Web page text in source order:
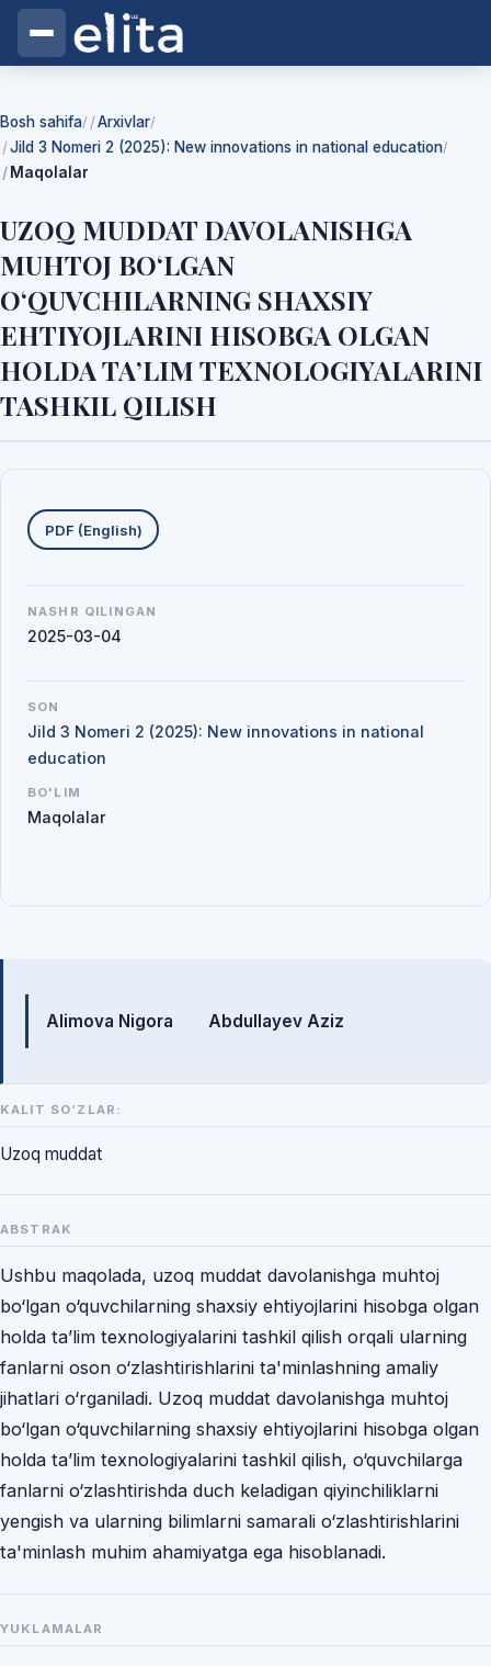
Bosh sahifa/ Arxivlar/
Jild 3 Nomeri 2 (2025): New innovations in national education/
Maqolalar
UZOQ MUDDAT DAVOLANISHGA
MUHTOJ BO‘LGAN
O‘QUVCHILARNING SHAXSIY
EHTIYOJLARINI HISOBGA OLGAN
HOLDA TA’LIM TEXNOLOGIYALARINI
TASHKIL QILISH
Mualliflar
Alimova Nigora Abdullayev Aziz
KALIT SO‘ZLAR:
Uzoq muddat
ABSTRAK
Ushbu maqolada, uzoq muddat davolanishga muhtoj
bo‘lgan o‘quvchilarning shaxsiy ehtiyojlarini hisobga olgan
holda ta’lim texnologiyalarini tashkil qilish orqali ularning
fanlarni oson o‘zlashtirishlarini ta'minlashning amaliy
jihatlari o‘rganiladi. Uzoq muddat davolanishga muhtoj
bo‘lgan o‘quvchilarning shaxsiy ehtiyojlarini hisobga olgan
holda ta’lim texnologiyalarini tashkil qilish, o‘quvchilarga
fanlarni o‘zlashtirishda duch keladigan qiyinchiliklarni
yengish va ularning bilimlarni samarali o‘zlashtirishlarini
ta'minlash muhim ahamiyatga ega hisoblanadi.
YUKLAMALAR
Yuklab olishlar
PDF (English)
NASHR QILINGAN
2025-03-04
SON
Jild 3 Nomeri 2 (2025): New innovations in national
education
BO'LIM
Maqolalar